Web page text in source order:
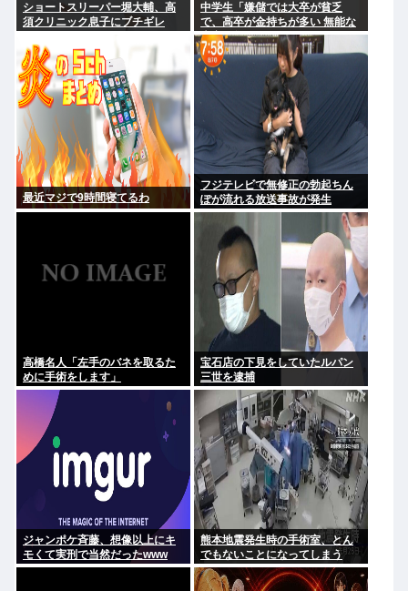
ショートスリーパー堀大輔、高
須クリニック息子にブチギレ
中学生「嫌儲では大卒が貧乏
で、高卒が金持ちが多い 無能な
大卒の集まりw」エックスで一万
いいね
最近マジで9時間寝てるわ
フジテレビで無修正の勃起ちん
ぽが流れる放送事故が発生
高橋名人「左手のバネを取るた
めに手術をします」
宝石店の下見をしていたルパン
三世を逮捕
ジャンポケ斉藤、想像以上にキ
モくて実刑で当然だったwww
熊本地震発生時の手術室、とん
でもないことになってしまう
www